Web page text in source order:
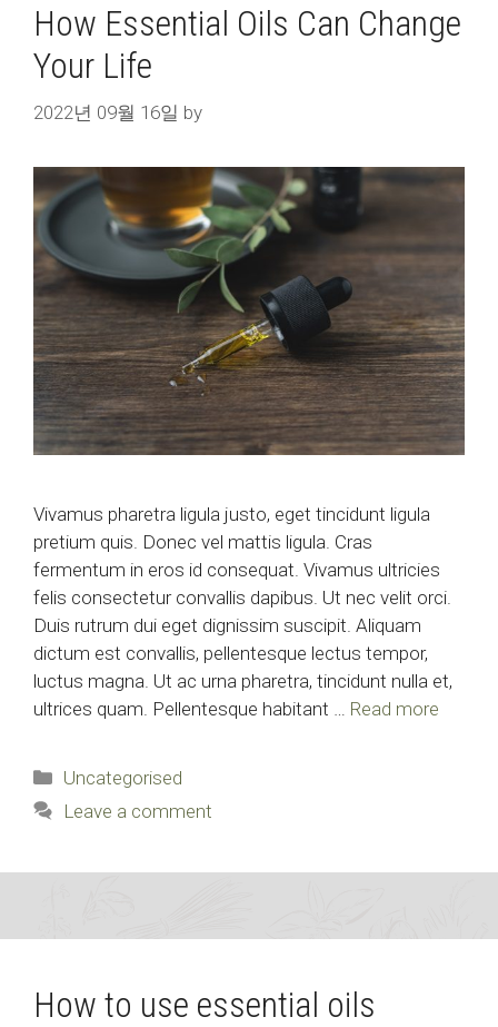
How Essential Oils Can Change
Your Life
2022년 09월 16일 by
Vivamus pharetra ligula justo, eget tincidunt ligula
pretium quis. Donec vel mattis ligula. Cras
fermentum in eros id consequat. Vivamus ultricies
felis consectetur convallis dapibus. Ut nec velit orci.
Duis rutrum dui eget dignissim suscipit. Aliquam
dictum est convallis, pellentesque lectus tempor,
luctus magna. Ut ac urna pharetra, tincidunt nulla et,
ultrices quam. Pellentesque habitant … Read more
Categories
Uncategorised
Leave a comment
How to use essential oils